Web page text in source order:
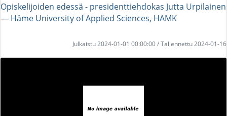
Opiskelijoiden edessä - presidenttiehdokas Jutta Urpilainen
― Häme University of Applied Sciences, HAMK
Julkaistu 2024-01-01 00:00:00 / Tallennettu 2024-01-16